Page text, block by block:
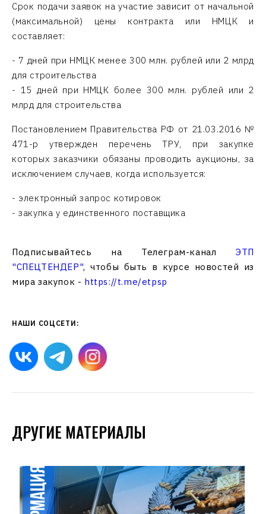
Срок подачи заявок на участие зависит от начальной
(максимальной) цены контракта или НМЦК и
составляет:
- 7 дней при НМЦК менее 300 млн. рублей или 2 млрд
для строительства
- 15 дней при НМЦК более 300 млн. рублей или 2
млрд для строительства
Постановлением Правительства РФ от 21.03.2016 №
471-р утвержден перечень ТРУ, при закупке
которых заказчики обязаны проводить аукционы, за
исключением случаев, когда используется:
- электронный запрос котировок
- закупка у единственного поставщика
Подписывайтесь на Телеграм-каналЭТП
"СПЕЦТЕНДЕР", чтобы быть в курсе новостей из
мира закупок - https://t.me/etpsp
НАШИ СОЦСЕТИ:
ДРУГИЕ МАТЕРИАЛЫ